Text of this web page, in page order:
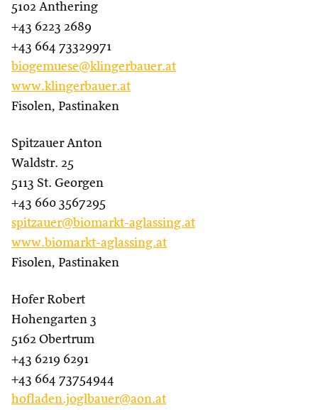
5102 Anthering
+43 6223 2689
+43 664 73329971
biogemuese@klingerbauer.at
www.klingerbauer.at
Fisolen, Pastinaken
Spitzauer Anton
Waldstr. 25
5113 St. Georgen
+43 660 3567295
spitzauer@biomarkt-aglassing.at
www.biomarkt-aglassing.at
Fisolen, Pastinaken
Hofer Robert
Hohengarten 3
5162 Obertrum
+43 6219 6291
+43 664 73754944
hofladen.joglbauer@aon.at